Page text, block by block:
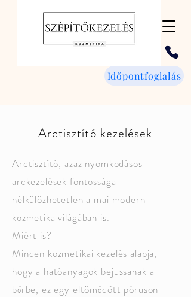
Időpontfoglalás
Arctisztító kezelések
Arctisztító, azaz nyomkodásos
arckezelések fontossága
nélkülözhetetlen a mai modern
kozmetika világában is.
Miért is?
Minden kozmetikai kezelés alapja,
hogy a hatóanyagok bejussanak a
bőrbe, ez egy eltömődött póruson